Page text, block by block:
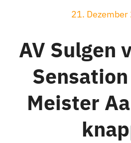
21.
AV Sulgen
Meister